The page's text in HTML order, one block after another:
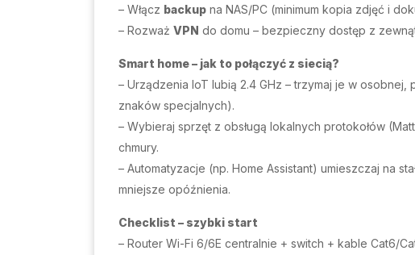
– Włącz backup na NAS/PC (minimum kopia zdjęć i
– Rozważ VPN do domu – bezpieczny dostęp z
Smart home – jak to połączyć z siecią?
– Urządzenia IoT lubią 2.4 GHz – trzymaj je w osobnej,
znaków specjalnych).
– Wybieraj sprzęt z obsługą lokalnych protokołów
chmury.
– Automatyzacje (np. Home Assistant) umieszczaj na
mniejsze opóźnienia.
Checklist – szybki start
– Router Wi-Fi 6/6E centralnie + switch + kable Cat6/